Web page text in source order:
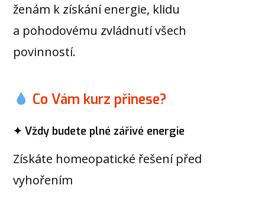
ženám k získání energie, klidu
a pohodovému zvládnutí všech
povinností.
Co Vám kurz přinese?
✦ Vždy budete plné zářivé energie
Získáte homeopatické řešení před
vyhořením